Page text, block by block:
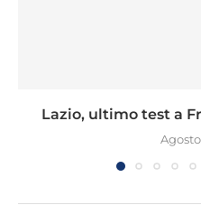
Lazio, ultimo test a